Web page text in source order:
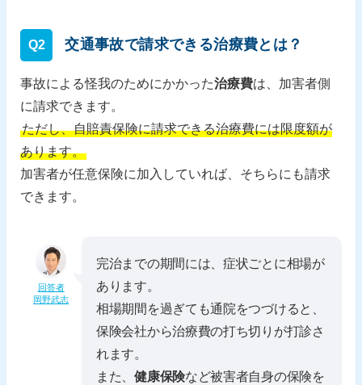
Q2 交通事故で請求できる治療費とは？
事故による怪我のためにかかった治療費は、加害者側
に請求できます。
ただし、自賠責保険に請求できる治療費には限度額が
あります。
加害者が任意保険に加入していれば、そちらにも請求
できます。
回答者
岡野武志
完治までの期間には、症状ごとに相場が
あります。
相場期間を過ぎても通院をつづけると、
保険会社から治療費の打ち切りが打診さ
れます。
また、健康保険など被害者自身の保険を